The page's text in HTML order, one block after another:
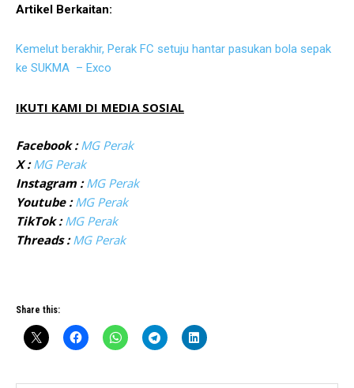
Artikel Berkaitan:
Kemelut berakhir, Perak FC setuju hantar pasukan bola sepak
ke SUKMA – Exco
IKUTI KAMI DI MEDIA SOSIAL
Facebook : MG Perak
X : MG Perak
Instagram : MG Perak
Youtube : MG Perak
TikTok : MG Perak
Threads : MG Perak
Share this: